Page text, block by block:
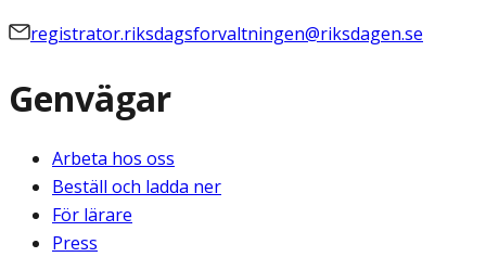
registrator.riksdagsforvaltningen@riksdagen.se
Genvägar
Arbeta hos oss
Beställ och ladda ner
För lärare
Press